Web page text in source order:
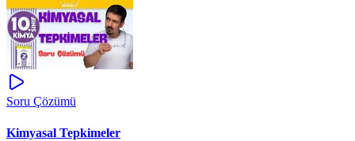
Soru Çözümü
Kimyasal Tepkimeler